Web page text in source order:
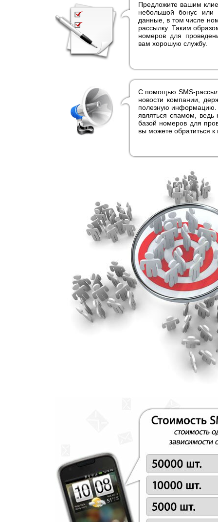
Предложите вашим
небольшой бонус или
данные, в том числе
рассылку. Таким
номеров для
вам хорошую службу.
С помощью SMS-
новости компании,
полезную информацию.
являться спамом, ведь
базой номеров для
вы можете обратиться